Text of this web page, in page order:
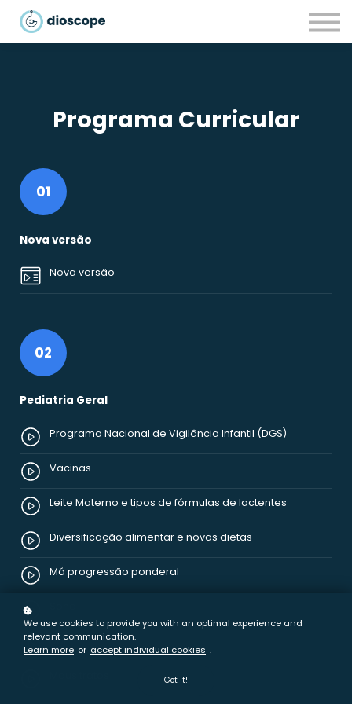
Parcerias
Programa Curricular
01
Nova versão
Nova versão
02
Pediatria Geral
Programa Nacional de Vigilância Infantil (DGS)
Vacinas
Leite Materno e tipos de fórmulas de lactentes
Diversificação alimentar e novas dietas
Má progressão ponderal
Dor
We use cookies to provide you with an optimal experience and
relevant communication.
Learn more or accept individual cookies .
Got it!